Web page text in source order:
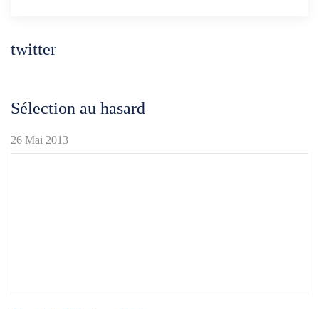
twitter
Sélection au hasard
26 Mai 2013